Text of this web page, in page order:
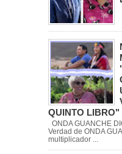
QUINTO LIBRO"
ONDA GUANCHE
Verdad de ONDA
multiplicador ...